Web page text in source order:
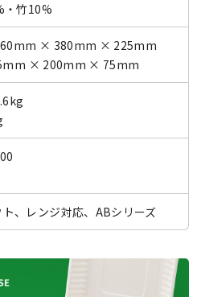
・竹10%
× 380mm × 225mm
× 200mm × 75mm
、レンジ対応、ABシリーズ